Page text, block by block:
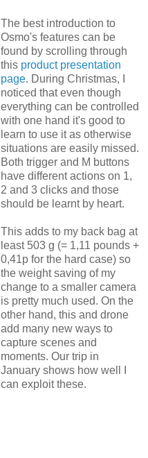
The best introduction to
Osmo's features can be
found by scrolling through
this product presentation
page. During Christmas, I
noticed that even though
everything can be controlled
with one hand it's good to
learn to use it as otherwise
situations are easily missed.
Both trigger and M buttons
have different actions on 1,
2 and 3 clicks and those
should be learnt by heart.
This adds to my back bag at
least 503 g (= 1,11 pounds +
0,41p for the hard case) so
the weight saving of my
change to a smaller camera
is pretty much used. On the
other hand, this and drone
add many new ways to
capture scenes and
moments. Our trip in
January shows how well I
can exploit these.